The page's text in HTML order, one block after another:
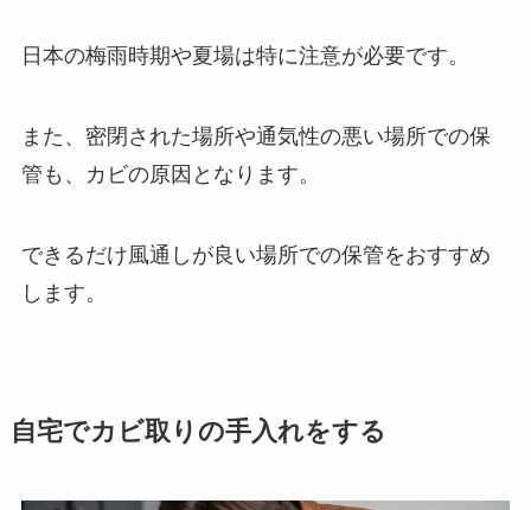
日本の梅雨時期や夏場は特に注意が必要です。
また、密閉された場所や通気性の悪い場所での保
管も、カビの原因となります。
できるだけ風通しが良い場所での保管をおすすめ
します。
自宅でカビ取りの手入れをする